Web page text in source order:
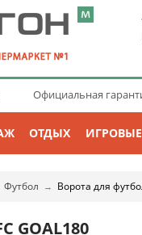
Официальная
ОТДЫХ
Футбол → Ворота для
GOAL180